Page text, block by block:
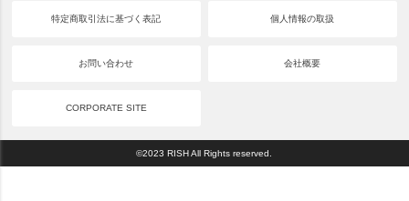
特定商取引法に基づく表記 個人情報の取扱
お問い合わせ 会社概要
CORPORATE SITE
©2023 RISH All Rights reserved.